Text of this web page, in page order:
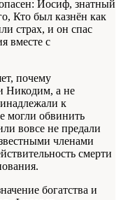
Иосиф, знатный
Кто был казнён как
страх, и он спас
вместе с
почему
Никодим, а не
к
могли обвинить
вовсе не предали
членами
смерти
богатства и